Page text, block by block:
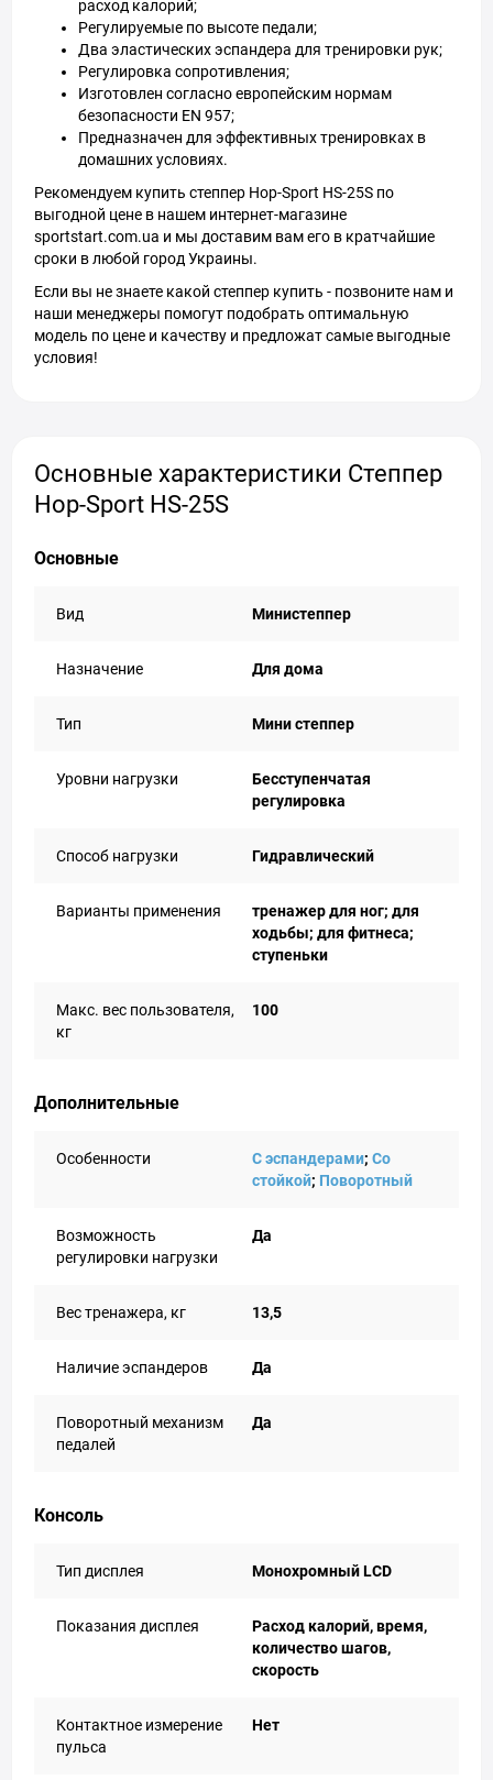
расход калорий;
Регулируемые по высоте педали;
Два эластических эспандера для тренировки рук;
Регулировка сопротивления;
Изготовлен согласно европейским нормам
безопасности EN 957;
Предназначен для эффективных тренировках в
домашних условиях.
Рекомендуем купить степпер Hop-Sport HS-25S по
выгодной цене в нашем интернет-магазине
sportstart.com.ua и мы доставим вам его в кратчайшие
сроки в любой город Украины.
Если вы не знаете какой степпер купить - позвоните нам и
наши менеджеры помогут подобрать оптимальную
модель по цене и качеству и предложат самые выгодные
условия!
Основные характеристики Степпер
Hop-Sport HS-25S
Основные
Вид Министеппер
Назначение Для дома
Тип Мини степпер
Уровни нагрузки
Бесступенчатая
регулировка
Способ нагрузки Гидравлический
Варианты применения
тренажер для ног; для
ходьбы; для фитнеса;
ступеньки
Макс. вес пользователя,
кг
100
Дополнительные
Особенности С эспандерами; Со
стойкой; Поворотный
Возможность
регулировки нагрузки
Да
Вес тренажера, кг 13,5
Наличие эспандеров Да
Поворотный механизм
педалей
Да
Консоль
Тип дисплея Монохромный LCD
Показания дисплея
Расход калорий, время,
количество шагов,
скорость
Контактное измерение
пульса
Нет